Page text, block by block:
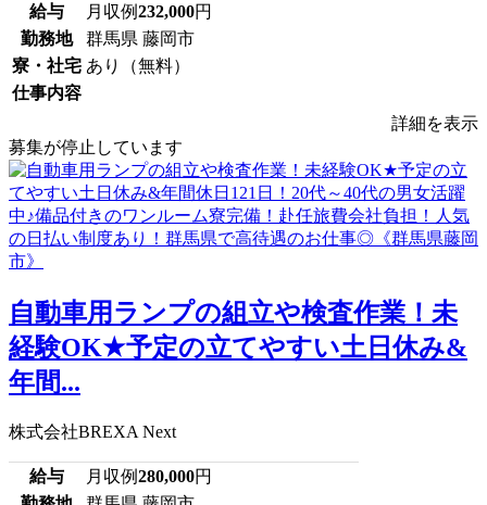
給与 月収例232,000円
勤務地
群馬県 藤岡市
寮・社宅 あり（無料）
仕事内容
詳細を表示
募集が停止しています
自動車用ランプの組立や検査作業！未
経験OK★予定の立てやすい土日休み&
年間...
株式会社BREXA Next
給与 月収例280,000円